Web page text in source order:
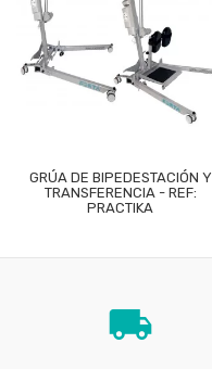
GRÚA DE BIPEDESTACIÓN Y
TRANSFERENCIA - REF:
PRACTIKA
local_shipping